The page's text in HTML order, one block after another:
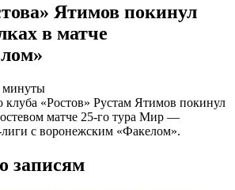
Ятимов покинул
в матче
минуты
клуба «Ростов» Рустам Ятимов покинул
матче 25-го тура Мир —
с воронежским «Факелом».
записям